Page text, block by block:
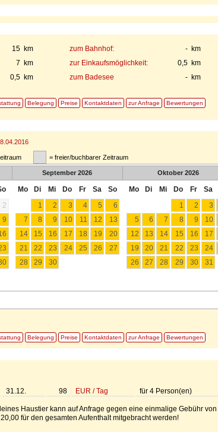
15 km - km
zum Bahnhof:
7 km
0,5 km
zur Einkaufsmöglichkeit:
0,5 km
- km
zum Badesee
Belegung Preise Kontaktdaten zur Anfrage Bewertungen
= freier/buchbarer Zeitraum
2
9
September 2026
Mo Di Mi Do Fr Sa
So
1
2 3 4 5
6
7
8 9 10 11 12
13
14
15 16 17 18 19
20
21
22 23 24 25 26
27
28
29 30
Oktober 2026
Mo Di Mi Do Fr
Sa
1
2
3
5
6 7 8 9
10
12
13 14 15 16
17
19
20 21 22 23
24
26
27 28 29 30 31
Belegung Preise Kontaktdaten zur Anfrage Bewertungen
31.12. 98 EUR /Tag für 4 Person(en)
Haustier kann auf Anfrage gegen eine einmalige Gebühr von
20,00 für den gesamten Aufenthalt mitgebracht werden!